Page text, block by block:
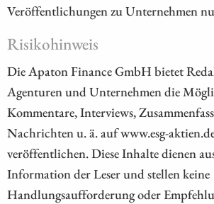
Veröffentlichungen zu Unternehmen
Risikohinweis
Die Apaton Finance GmbH bietet
Agenturen und Unternehmen die
Kommentare, Interviews,
Nachrichten u. ä. auf www.esg-
veröffentlichen. Diese Inhalte dienen
Information der Leser und stellen keine
Handlungsaufforderung oder